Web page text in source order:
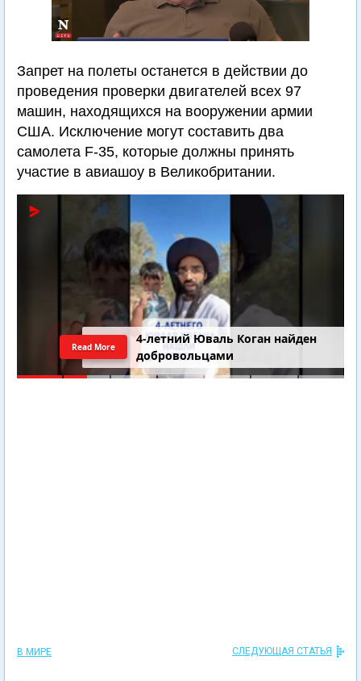
Запрет на полеты останется в действии до
проведения проверки двигателей всех 97
машин, находящихся на вооружении армии
США. Исключение могут составить два
самолета F-35, которые должны принять
участие в авиашоу в Великобритании.
4-летний Юваль Коган найден
добровольцами
Read More
В МИРЕ СЛЕДУЮЩАЯ СТАТЬЯ